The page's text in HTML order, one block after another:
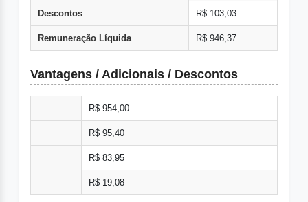
Descontos R$ 103,03
Remuneração Líquida R$ 946,37
Vantagens / Adicionais / Descontos
R$ 954,00
R$ 95,40
R$ 83,95
R$ 19,08